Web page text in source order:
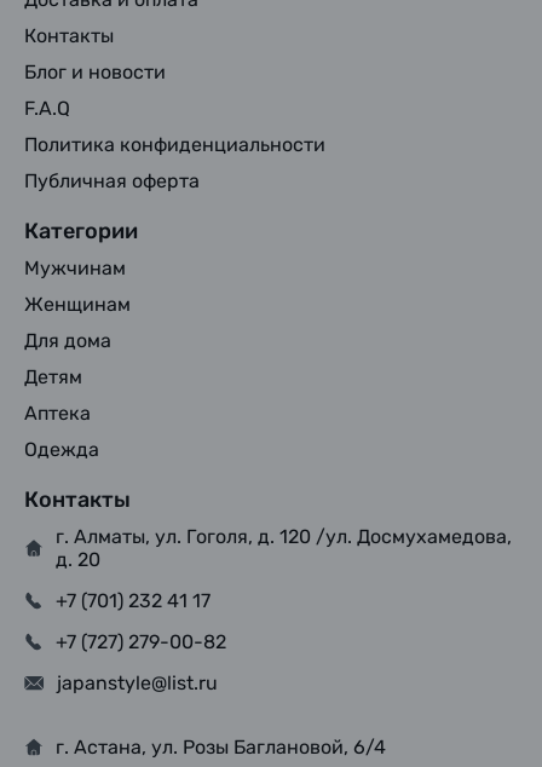
Контакты
Блог и новости
F.A.Q
Политика конфиденциальности
Публичная оферта
Категории
Мужчинам
Женщинам
Для дома
Детям
Аптека
Одежда
Контакты
г. Алматы, ул. Гоголя, д. 120 /ул. Досмухамедова,
д. 20
+7 (701) 232 41 17
+7 (727) 279-00-82
japanstyle@list.ru
г. Астана, ул. Розы Баглановой, 6/4